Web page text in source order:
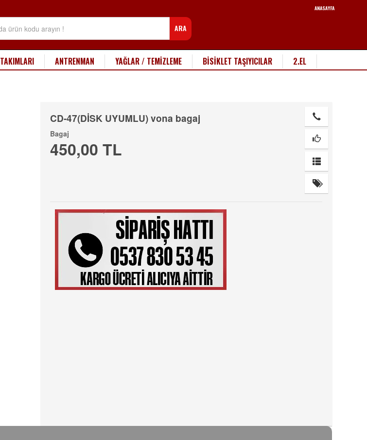
ANASAYFA
ARA
ANTRENMAN YAĞLAR / TEMİZLEME BİSİKLET TAŞIYICILAR 2.EL
CD-47(DİSK UYUMLU) vona bagaj
Bagaj
450,00 TL